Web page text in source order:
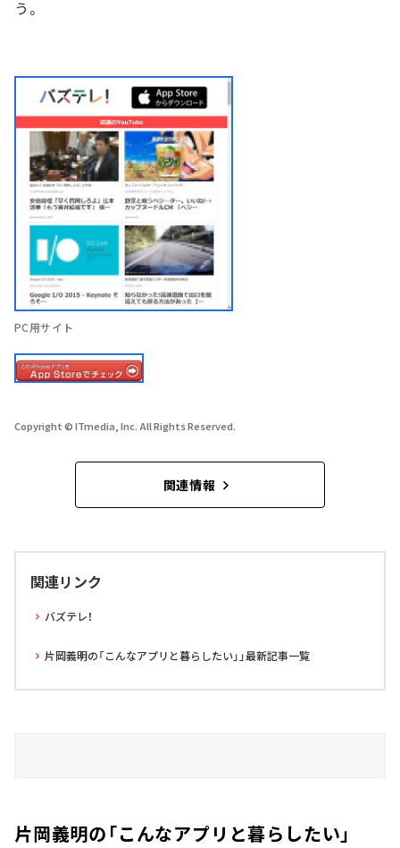
う。
PC用サイト
Copyright © ITmedia, Inc. All Rights Reserved.
関連情報
関連リンク
バズテレ！
片岡義明の「こんなアプリと暮らしたい」」最新記事一覧
片岡義明の「こんなアプリと暮らしたい」